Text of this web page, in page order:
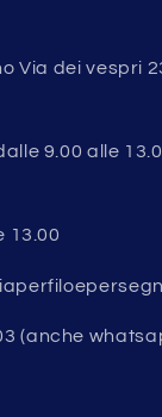
Via dei vespri
9.00 alle
13.00
(anche